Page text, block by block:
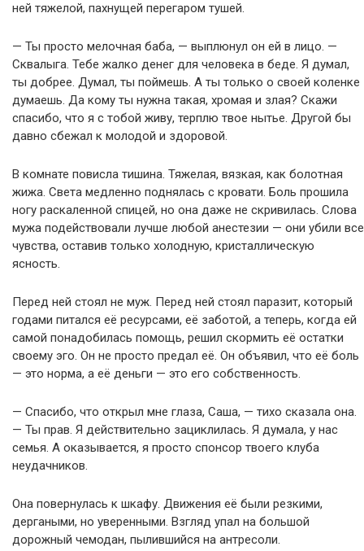
ней тяжелой, пахнущей перегаром тушей.
— Ты просто мелочная баба, — выплюнул он ей в лицо. —
Сквалыга. Тебе жалко денег для человека в беде. Я думал,
ты добрее. Думал, ты поймешь. А ты только о своей коленке
думаешь. Да кому ты нужна такая, хромая и злая? Скажи
спасибо, что я с тобой живу, терплю твое нытье. Другой бы
давно сбежал к молодой и здоровой.
В комнате повисла тишина. Тяжелая, вязкая, как болотная
жижа. Света медленно поднялась с кровати. Боль прошила
ногу раскаленной спицей, но она даже не скривилась. Слова
мужа подействовали лучше любой анестезии — они убили все
чувства, оставив только холодную, кристаллическую
ясность.
Перед ней стоял не муж. Перед ней стоял паразит, который
годами питался её ресурсами, её заботой, а теперь, когда ей
самой понадобилась помощь, решил скормить её остатки
своему эго. Он не просто предал её. Он объявил, что её боль
— это норма, а её деньги — это его собственность.
— Спасибо, что открыл мне глаза, Саша, — тихо сказала она.
— Ты прав. Я действительно зациклилась. Я думала, у нас
семья. А оказывается, я просто спонсор твоего клуба
неудачников.
Она повернулась к шкафу. Движения её были резкими,
дергаными, но уверенными. Взгляд упал на большой
дорожный чемодан, пылившийся на антресоли.